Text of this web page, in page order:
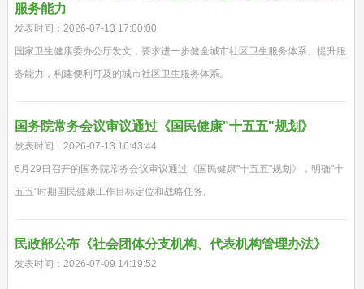
服务能力
发表时间：2026-07-13 17:00:00
国家卫生健康委办公厅发文，要求进一步健全城市社区卫生服务体系、提升服
务能力，构建便利可及的城市社区卫生服务体系。
国务院常务会议审议通过《国民健康"十五五"规划》
发表时间：2026-07-13 16:43:44
6月29日召开的国务院常务会议审议通过《国民健康"十五五"规划》，明确"十
五五"时期国民健康工作目标定位和战略任务。
民政部公布《社会团体分支机构、代表机构管理办法》
发表时间：2026-07-09 14:19:52